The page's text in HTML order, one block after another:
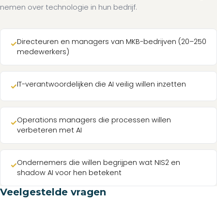
nemen over technologie in hun bedrijf.
✓Directeuren en managers van MKB-bedrijven (20–250
medewerkers)
✓IT-verantwoordelijken die AI veilig willen inzetten
✓Operations managers die processen willen
verbeteren met AI
✓Ondernemers die willen begrijpen wat NIS2 en
shadow AI voor hen betekent
Veelgestelde vragen